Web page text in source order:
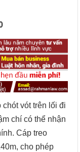
vót trên lối đi
chí có thể nhận
Cáp treo
cho phép